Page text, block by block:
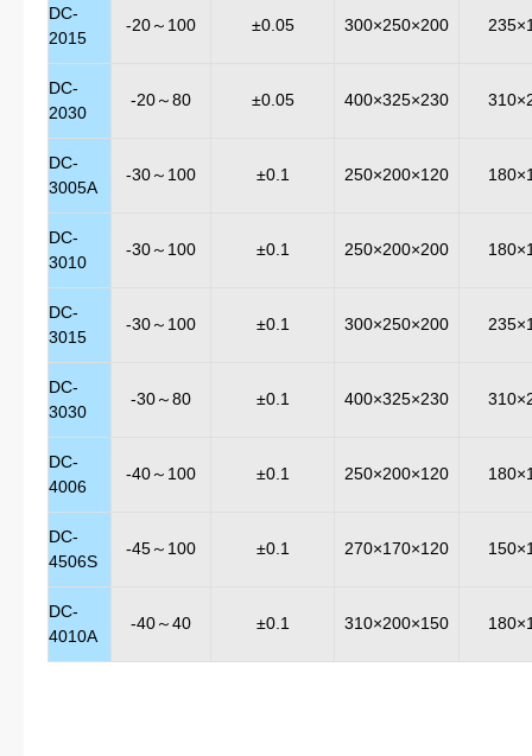
DC-
2015
-20～100 ±0.05 300×250×200
DC-
2030
-20～80 ±0.05 400×325×230
DC-
3005A
-30～100 ±0.1 250×200×120
DC-
3010
-30～100 ±0.1 250×200×200
DC-
3015
-30～100 ±0.1 300×250×200
DC-
3030
-30～80 ±0.1 400×325×230
DC-
4006
-40～100 ±0.1 250×200×120
DC-
4506S
-45～100 ±0.1 270×170×120
DC-
4010A
-40～40 ±0.1 310×200×150